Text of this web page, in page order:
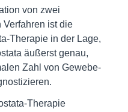
von zwei
Verfahren ist die
Therapie in der Lage,
äußerst genau,
Zahl von Gewebe-
Therapie